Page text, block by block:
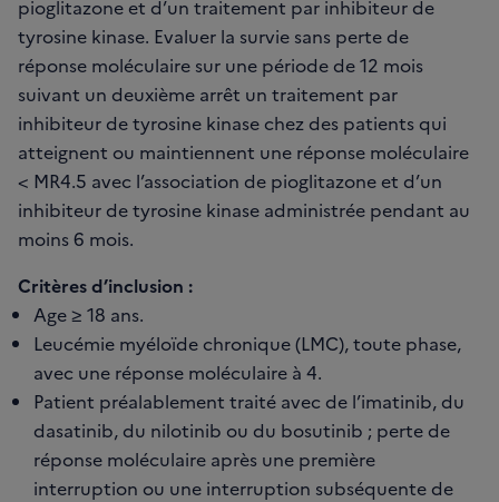
pioglitazone et d’un traitement par inhibiteur de
tyrosine kinase. Evaluer la survie sans perte de
réponse moléculaire sur une période de 12 mois
suivant un deuxième arrêt un traitement par
inhibiteur de tyrosine kinase chez des patients qui
atteignent ou maintiennent une réponse moléculaire
< MR4.5 avec l’association de pioglitazone et d’un
inhibiteur de tyrosine kinase administrée pendant au
moins 6 mois.
Critères d’inclusion :
Age ≥ 18 ans.
Leucémie myéloïde chronique (LMC), toute phase,
avec une réponse moléculaire à 4.
Patient préalablement traité avec de l’imatinib, du
dasatinib, du nilotinib ou du bosutinib ; perte de
réponse moléculaire après une première
interruption ou une interruption subséquente de